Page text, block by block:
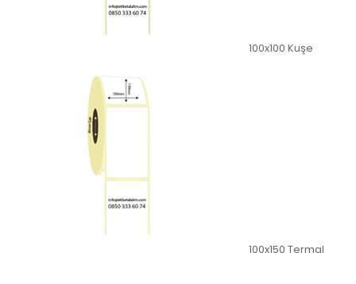
100x100 Kuşe
100x150 Termal